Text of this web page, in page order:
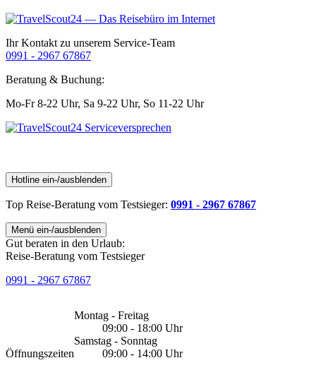
Ihr Kontakt zu unserem Service-Team
0991 - 2967 67867
Beratung & Buchung:
Mo-Fr 8-22 Uhr, Sa 9-22 Uhr, So 11-22 Uhr
Hotline ein-/ausblenden
Top Reise-Beratung vom Testsieger: 0991 - 2967 67867
Menü ein-/ausblenden
Gut beraten in den Urlaub:
Reise-Beratung vom Testsieger
0991 - 2967 67867
Öffnungszeiten
Montag - Freitag
09:00 - 18:00 Uhr
Samstag - Sonntag
09:00 - 14:00 Uhr